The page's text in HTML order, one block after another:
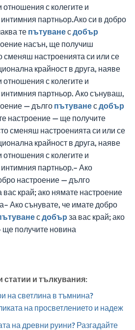
с колегите и
партньор.Ако си в добро
те пътуванесдобър
насън, ще получиш
сменяш настроенията си или се
крайност в друга, наяве
с колегите и
партньор. Ако сънуваш,
— дълго пътуванесдобър
настроение — ще получите
сменяш настроенията си или се
крайност в друга, наяве
с колегите и
партньор.– Ако
настроение — дълго
вас край; ако нямате настроение
Ако сънувате, че имате добро
сдобър за вас край; ако
получите новина
и тълкувания:
на светлина в тъмнина?
на просветлението и надеж
на древни руини? Разгадайте